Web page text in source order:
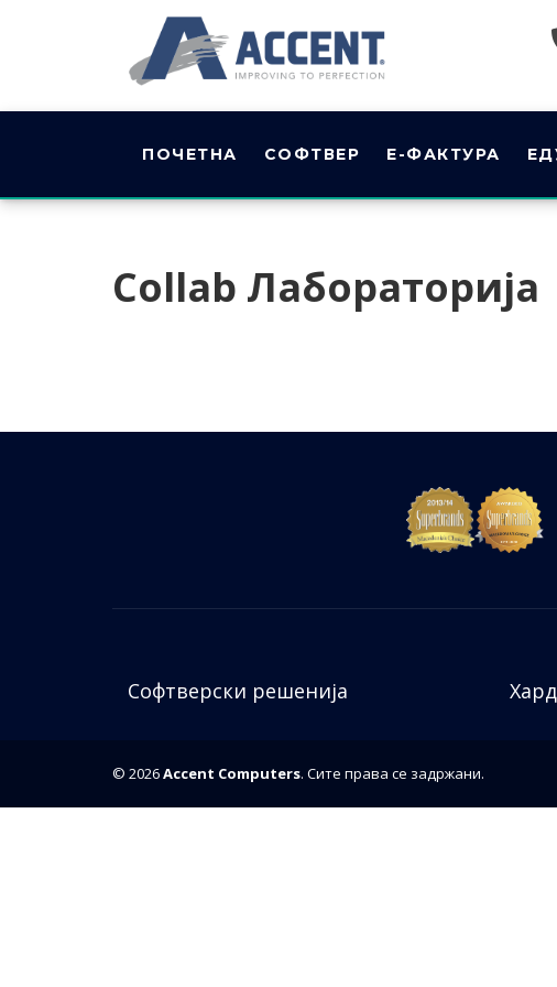
ПОЧЕТНА СОФТВЕР Е-ФАКТУРА
Collab Лабораторија
Софтверски решенија
© 2026Accent Computers. Сите права се задржани.